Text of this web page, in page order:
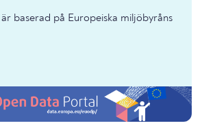
baserad på Europeiska miljöbyråns